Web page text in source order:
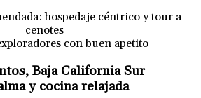
hospedaje céntrico y tour a
cenotes
con buen apetito
Baja California Sur
y cocina relajada